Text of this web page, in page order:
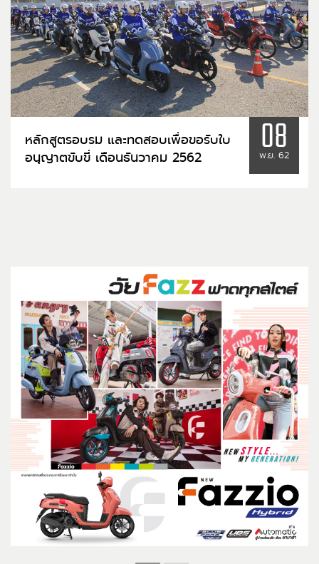
หลักสูตรอบรม และทดสอบเพื่อขอรับใบ
อนุญาตขับขี่ เดือนธันวาคม 2562
08
พ.ย. 62